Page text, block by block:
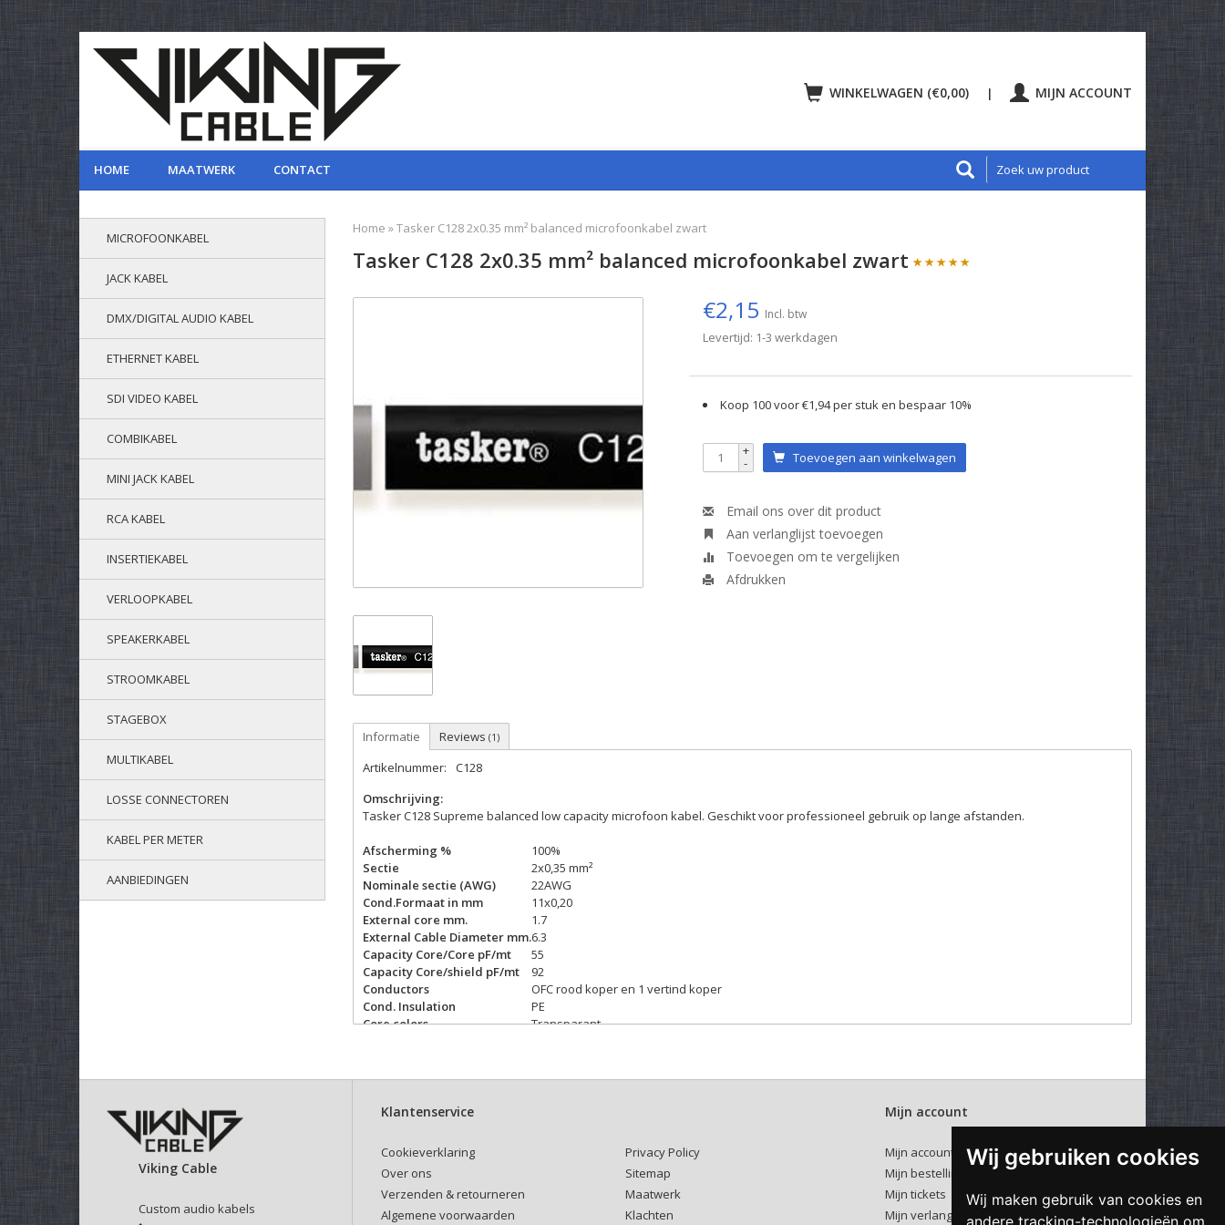
Wij gebruiken cookies
Wij maken gebruik van cookies en
andere tracking-technologieën om
WINKELWAGEN (€0,00) | MIJN ACCOUNT
HOME MAATWERK CONTACT
MICROFOONKABEL
JACK KABEL
DMX/DIGITAL AUDIO KABEL
ETHERNET KABEL
SDI VIDEO KABEL
COMBIKABEL
MINI JACK KABEL
RCA KABEL
INSERTIEKABEL
VERLOOPKABEL
SPEAKERKABEL
STROOMKABEL
STAGEBOX
MULTIKABEL
LOSSE CONNECTOREN
KABEL PER METER
AANBIEDINGEN
Home »Tasker C128 2x0.35 mm² balanced microfoonkabel zwart
Tasker C128 2x0.35 mm² balanced microfoonkabel zwart
€2,15 Incl. btw
Levertijd: 1-3 werkdagen
Koop 100 voor €1,94 per stuk en bespaar 10%
+
- Toevoegen aan winkelwagen
Email ons over dit product
Aan verlanglijst toevoegen
Toevoegen om te vergelijken
Afdrukken
Informatie Reviews (1)
Artikelnummer:
C128
Omschrijving:
Tasker C128 Supreme balanced low capacity microfoon kabel. Geschikt voor professioneel gebruik op lange afstanden.
Afscherming %
100%
Sectie
2x0,35 mm²
Nominale sectie (AWG)
22AWG
Cond.Formaat in mm
11x0,20
External core mm.
1.7
External Cable Diameter mm.6.3
Capacity Core/Core pF/mt
55
Capacity Core/shield pF/mt
92
Conductors
OFC rood koper en 1 vertind koper
Cond. Insulation
PE
Core colors
Transparant
Max rated Voltage AC-V
49
Viking Cable
Custom audio kabels
Klantenservice
Cookieverklaring
Over ons
Verzenden & retourneren
Algemene voorwaarden
Privacy Policy
Sitemap
Maatwerk
Klachten
Mijn account
Mijn account
Mijn bestellingen
Mijn tickets
Mijn verlanglijst